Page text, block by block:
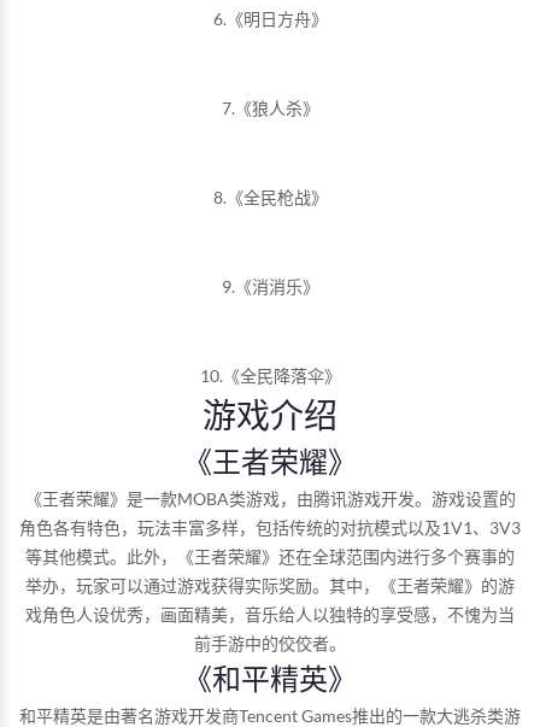
6.《明日方舟》
7.《狼人杀》
8.《全民枪战》
9.《消消乐》
10.《全民降落伞》
游戏介绍
《王者荣耀》
《王者荣耀》是一款MOBA类游戏，由腾讯游戏开发。游戏设置的
角色各有特色，玩法丰富多样，包括传统的对抗模式以及1V1、3V3
等其他模式。此外，《王者荣耀》还在全球范围内进行多个赛事的
举办，玩家可以通过游戏获得实际奖励。其中，《王者荣耀》的游
戏角色人设优秀，画面精美，音乐给人以独特的享受感，不愧为当
前手游中的佼佼者。
《和平精英》
和平精英是由著名游戏开发商Tencent Games推出的一款大逃杀类游